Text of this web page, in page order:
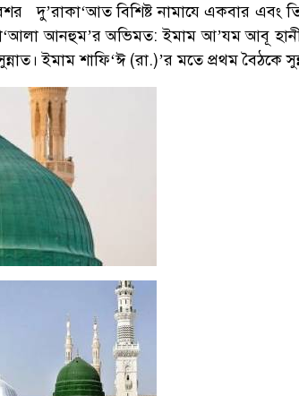
দু’রাকা‘আত বিশিষ্ট নামাযে একবার এবং
তা‘আলা আনহুম’র অভিমত: ইমাম আ’যম আবূ
ইমাম শাফি‘ঈ (রা.)’র মতে প্রথম বৈঠকে